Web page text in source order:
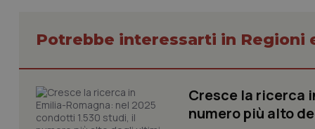
Potrebbe interessarti in Regioni
Cresce la ricerca
numero più alto
I cookie necessari